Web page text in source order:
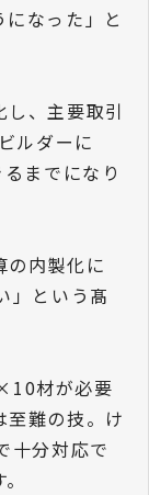
なった」と
、主要取引
ルダーに
までになり
の内製化に
」という髙
材が必要
難の技。け
十分対応で